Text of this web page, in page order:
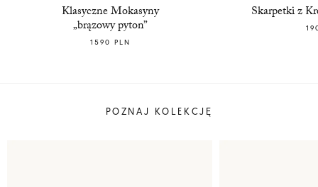
Klasyczne Mokasyny
„brązowy pyton”
1590 PLN
Skarpetki z
POZNAJ KOLEKCJĘ